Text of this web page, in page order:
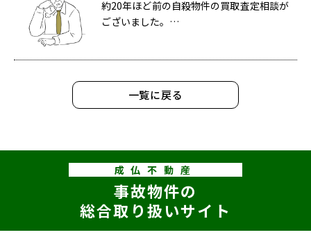
約20年ほど前の自殺物件の買取査定相談が
ございました。…
一覧に戻る
成仏不動産
事故物件の
総合取り扱いサイト